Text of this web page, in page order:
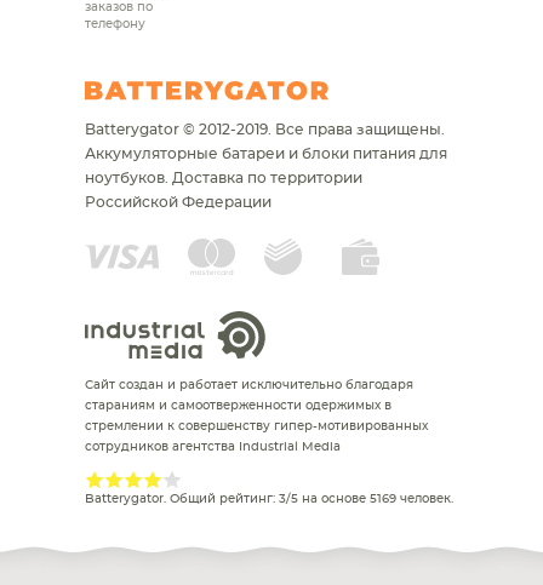
заказов по
телефону
Batterygator © 2012-2019. Все права защищены.
Аккумуляторные батареи и блоки питания для
ноутбуков. Доставка по территории
Российской Федерации
Сайт создан и работает исключительно благодаря
стараниям и самоотверженности одержимых в
стремлении к совершенству гипер-мотивированных
сотрудников агентства Industrial Media
Batterygator. Общий рейтинг: 3/5 на основе 5169 человек.